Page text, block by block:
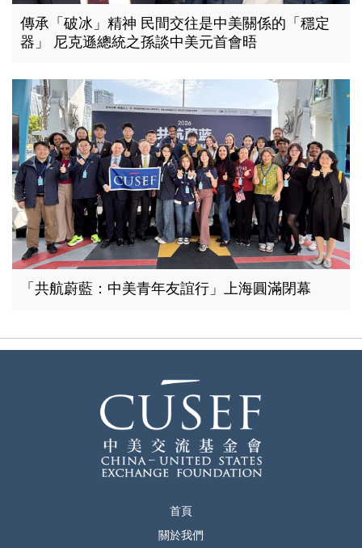
傳承「破冰」精神 民間交往是中美關係的「穩定
器」 尼克遜總統之孫談中美元首會晤
「共航蔚藍：中美青年友誼行」上海圓滿閉幕
首頁
關於我們